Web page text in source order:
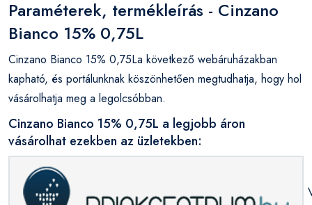
Paraméterek, termékleírás - Cinzano
Bianco 15% 0,75L
Cinzano Bianco 15% 0,75La következő webáruházakban
kapható, és portálunknak köszönhetően megtudhatja, hogy hol
vásárolhatja meg a legolcsóbban.
Cinzano Bianco 15% 0,75L a legjobb áron
vásárolhat ezekben az üzletekben: